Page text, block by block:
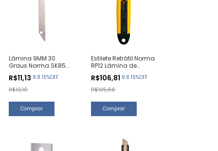
Lâmina 9MM 30
Graus Norma SK85
R$11,13 8.8 15%OFF
R$13,10
Estilete Retrátil Norma
RP12 Lâmina de
Unidade)
R$106,81 8.8 15%OFF
R$125,66